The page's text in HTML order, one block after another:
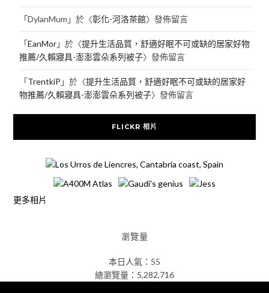
「DylanMum 」於〈彰化-河洛茶館〉發佈留言
「EanMor」於〈提升生活品質，舒適好眠不可或缺的居家好物
推薦/久賴寢具-澎澎雲朵系列被子〉發佈留言
「TrentkiP 」於〈提升生活品質，舒適好眠不可或缺的居家好
物推薦/久賴寢具-澎澎雲朵系列被子〉發佈留言
FLICKR 相片
更多相片
瀏覽量
本日人氣：55
總瀏覽量：5,282,716